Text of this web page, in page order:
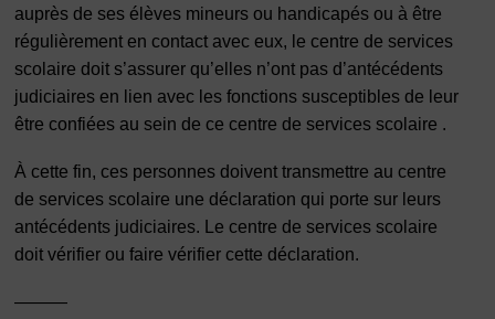
auprès de ses élèves mineurs ou handicapés ou à être
régulièrement en contact avec eux, le centre de services
scolaire doit s’assurer qu’elles n’ont pas d’antécédents
judiciaires en lien avec les fonctions susceptibles de leur
être confiées au sein de ce centre de services scolaire .
À cette fin, ces personnes doivent transmettre au centre
de services scolaire une déclaration qui porte sur leurs
antécédents judiciaires. Le centre de services scolaire
doit vérifier ou faire vérifier cette déclaration.
———